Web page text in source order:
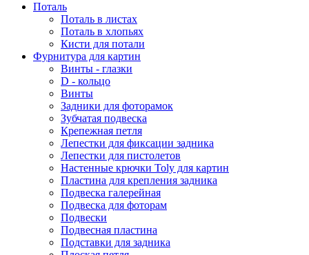
Поталь
Поталь в листах
Поталь в хлопьях
Кисти для потали
Фурнитура для картин
Винты - глазки
D - кольцо
Винты
Задники для фоторамок
Зубчатая подвеска
Крепежная петля
Лепестки для фиксации задника
Лепестки для пистолетов
Настенные крючки Toly для картин
Пластина для крепления задника
Подвеска галерейная
Подвеска для фоторам
Подвески
Подвесная пластина
Подставки для задника